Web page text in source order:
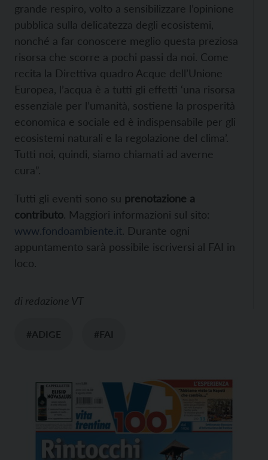
grande respiro, volto a sensibilizzare l’opinione
pubblica sulla delicatezza degli ecosistemi,
nonché a far conoscere meglio questa preziosa
risorsa che scorre a pochi passi da noi. Come
recita la Direttiva quadro Acque dell’Unione
Europea, l’acqua è a tutti gli effetti ‘una risorsa
essenziale per l’umanità, sostiene la prosperità
economica e sociale ed è indispensabile per gli
ecosistemi naturali e la regolazione del clima’.
Tutti noi, quindi, siamo chiamati ad averne
cura”.
Tutti gli eventi sono su prenotazione a
contributo. Maggiori informazioni sul sito:
www.fondoambiente.it. Durante ogni
appuntamento sarà possibile iscriversi al FAI in
loco.
di redazione VT
#ADIGE #FAI